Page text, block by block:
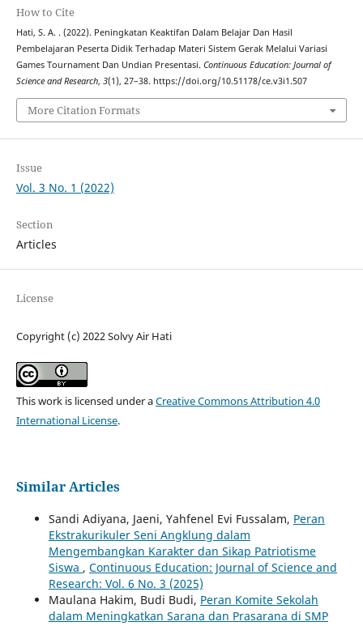
How to Cite
Hati, S. A. . (2022). Peningkatan Keaktifan Dalam Belajar Dan Hasil
Pembelajaran Peserta Didik Terhadap Materi Sistem Gerak Melalui Variasi
Games Tournament Dan Undian Presentasi. Continuous Education: Journal of
Science and Research, 3(1), 27–38. https://doi.org/10.51178/ce.v3i1.507
More Citation Formats
Issue
Vol. 3 No. 1 (2022)
Section
Articles
License
Copyright (c) 2022 Solvy Air Hati
This work is licensed under aCreative Commons Attribution 4.0
International License.
Similar Articles
Sandi Adiyana, Jaeni, Yahfenel Evi Fussalam, Peran
Ekstrakurikuler Seni Angklung dalam
Mengembangkan Karakter dan Sikap Patriotisme
Siswa , Continuous Education: Journal of Science and
Research: Vol. 6 No. 3 (2025)
Maulana Hakim, Budi Budi, Peran Komite Sekolah
dalam Meningkatkan Sarana dan Prasarana di SMP